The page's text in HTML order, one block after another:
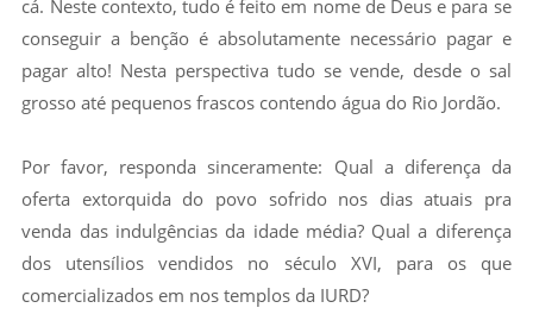
cá. Neste contexto, tudo é feito em nome de Deus e para se
conseguir a benção é absolutamente necessário pagar e
pagar alto! Nesta perspectiva tudo se vende, desde o sal
grosso até pequenos frascos contendo água do Rio Jordão.
Por favor, responda sinceramente: Qual a diferença da
oferta extorquida do povo sofrido nos dias atuais pra
venda das indulgências da idade média? Qual a diferença
dos utensílios vendidos no século XVI, para os que
comercializados em nos templos da IURD?